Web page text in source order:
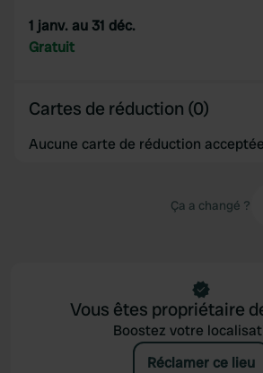
1 janv. au 31 déc.
Gratuit
Cartes de réduction (0)
Aucune carte de réduction acceptée
Ça a changé ?
Vous êtes propriétaire
Boostez votre
Réclamer ce lieu